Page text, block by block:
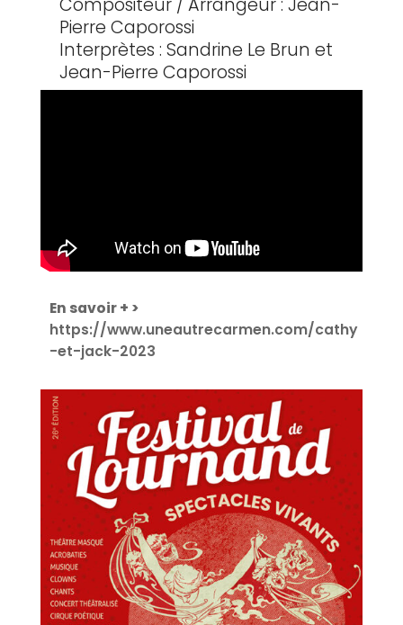
Pierre Caporossi
Interprètes : Sandrine Le Brun et
Jean-Pierre Caporossi
En savoir + >
https://www.uneautrecarmen.com/cathy
-et-jack-2023